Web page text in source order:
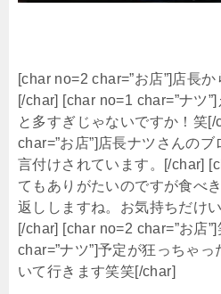
[char no=2 char=”お店”]店長
[/char] [char no=1 char=”ナツ
と多すぎじゃないですか！笑
char=”お店”]店長ナツさんの
言付けされています。[/char]
てもありがたいのですが食べ
返ししますね。お気持ちだけ
[/char] [char no=2 char=”お店
char=”ナツ”]予定が狂っちゃ
いて行きます笑笑[/char]